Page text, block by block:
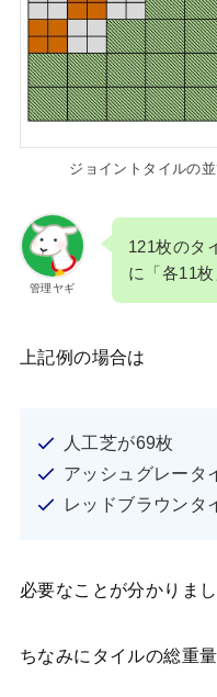
ジョイントタイルの
管理ヤギ
121枚のタ
に「各11枚
上記例の場合は
人工芝が69枚
アッシュグレータ
レッドブラウンタ
必要なことが分かりまし
ちなみにタイルの総重